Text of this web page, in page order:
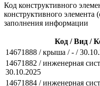
Код конструктивного
конструктивного элемента
заполнения информации
Код / Вид /
14671888 / крыша / - /
14671882 / инженерная
30.10.2025
14671884 / инженерная